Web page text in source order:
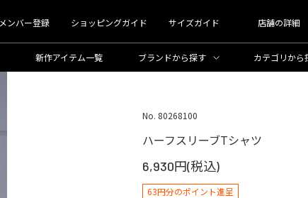
メンバー登録 ショッピングガイド サイズガイド 店舗の詳細
新作アイテム一覧 ブランドから探す カテゴリから
No. 80268100
ハーフスリーブTシャツ
6,930円(税込)
63円分のポイント進呈